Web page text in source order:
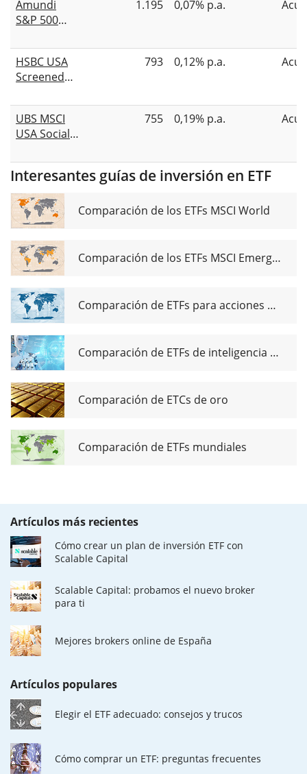
UCITS ETF
Dist
Amundi
S&P 500
Paris
Aligned
UCITS ETF
1.195 0,07% p.a.
HSBC USA
Screened
UCITS ETF
USD
793 0,12% p.a.
UBS MSCI
USA Socially
UCITS ETF
USD acc
755 0,19% p.a.
Interesantes guías de inversión en ETF
Comparación de los ETFs MSCI World
Comparación de los ETFs MSCI Emerging Markets
Comparación de ETFs para acciones de dividendos globales
Comparación de ETFs de inteligencia artificial
Comparación de ETCs de oro
Comparación de ETFs mundiales
Artículos más recientes
Cómo crear un plan de inversión ETF con
Scalable Capital
Scalable Capital: probamos el nuevo broker
para ti
Mejores brokers online de España
Artículos populares
Elegir el ETF adecuado: consejos y trucos
Cómo comprar un ETF: preguntas frecuentes